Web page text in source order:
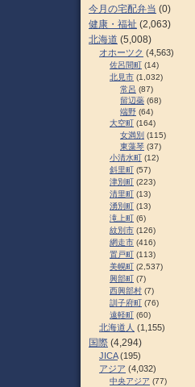
今月の宅配弁当 (0)
健康・福祉 (2,063)
北海道 (5,008)
オホーツク (4,563)
佐呂間町 (14)
北見市 (1,032)
常呂 (87)
留辺蘂 (68)
端野 (64)
大空町 (164)
女満別 (115)
東藻琴 (37)
小清水町 (12)
斜里町 (57)
津別町 (223)
清里町 (13)
湧別町 (13)
滝上町 (6)
紋別市 (126)
網走市 (416)
置戸町 (113)
美幌町 (2,537)
興部町 (7)
西興部村 (7)
訓子府町 (76)
遠軽町 (60)
北海道人 (1,155)
国際 (4,294)
JICA(195)
アジア (4,032)
中央アジア (77)